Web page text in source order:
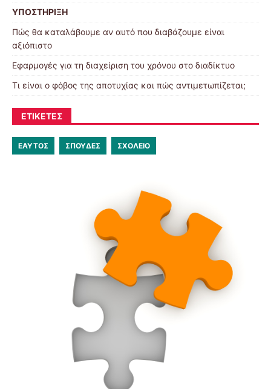
ΥΠΟΣΤΗΡΙΞΗ
Πώς θα καταλάβουμε αν αυτό που διαβάζουμε είναι
αξιόπιστο
Εφαρμογές για τη διαχείριση του χρόνου στο διαδίκτυο
Τι είναι ο φόβος της αποτυχίας και πώς αντιμετωπίζεται;
ΕΤΙΚΈΤΕΣ
ΕΑΥΤΟΣ ΣΠΟΥΔΕΣ ΣΧΟΛΕΙΟ